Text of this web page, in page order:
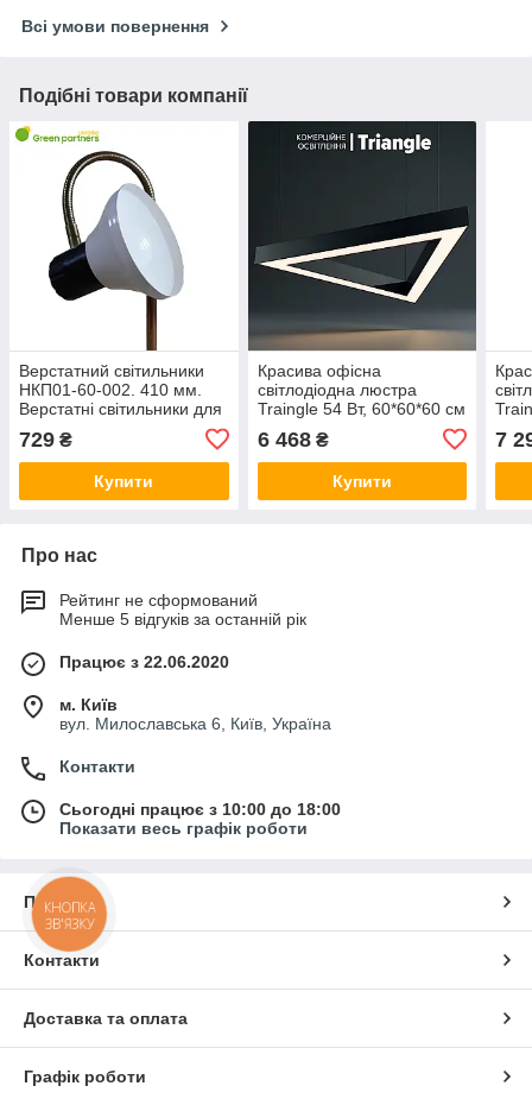
Всі умови повернення
Подібні товари компанії
Верстатний світильники
НКП01-60-002. 410 мм.
Верстатні світильники для
освітлення робочого місця
12В, 24В, 36В
729 ₴
Купити
Красива офісна
світлодіодна люстра
Traingle 54 Вт, 60*60*60 см
Підвісні LED світильники
для офісу, магазину
6 468₴
Купити
для
7
Про нас
Рейтинг не сформований
Менше 5 відгуків за останній рік
Працює з 22.06.2020
м. Київ
вул. Милославська 6, Київ, Україна
Контакти
Сьогодні працює з 10:00 до 18:00
Показати весь графік роботи
Про нас
Контакти
Доставка та оплата
Графік роботи
КНОПКА
ЗВ'ЯЗКУ